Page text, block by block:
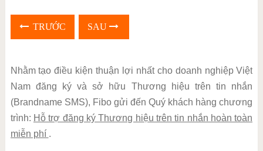
TRƯỚC SAU
Nhằm tạo điều kiện thuận lợi nhất cho doanh nghiệp Việt
Nam đăng ký và sở hữu Thương hiệu trên tin nhắn
(Brandname SMS), Fibo gửi đến Quý khách hàng chương
trình: Hỗ trợ đăng ký Thương hiệu trên tin nhắn hoàn toàn
miễn phí .